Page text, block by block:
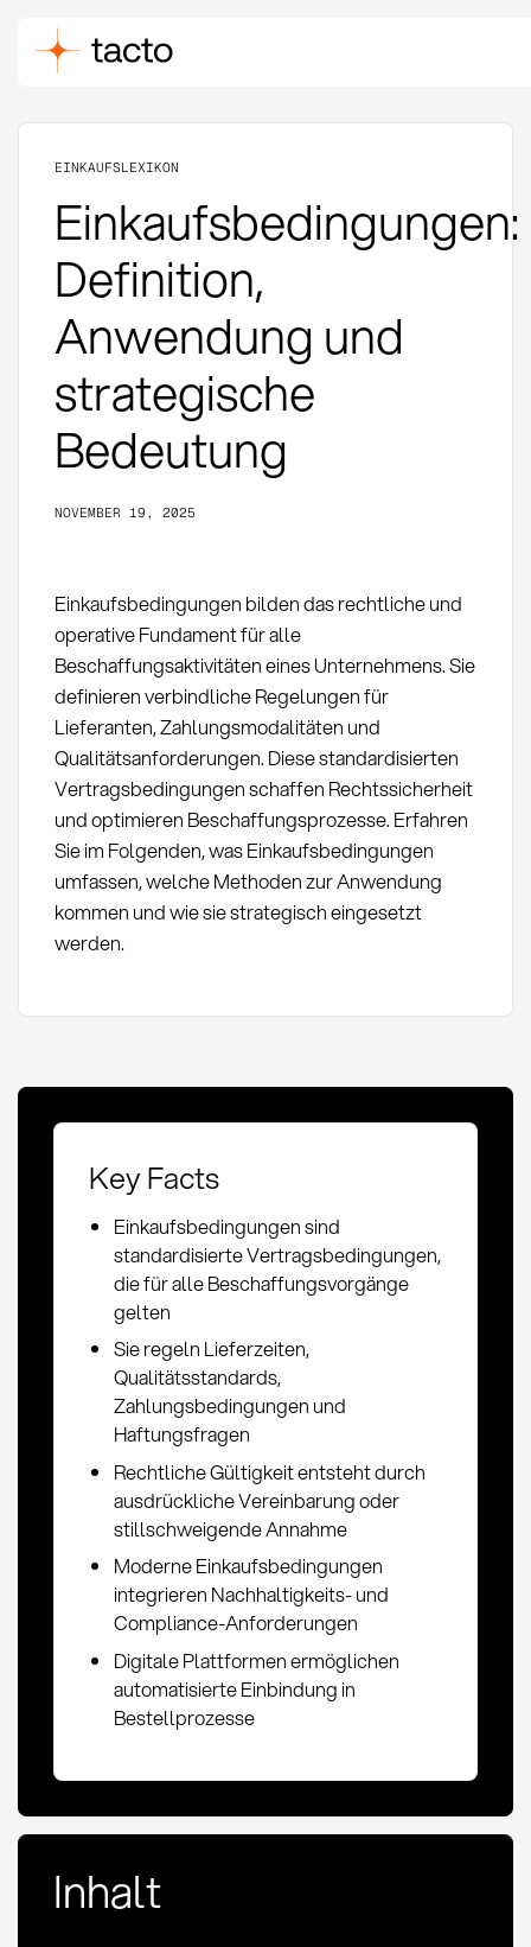
EINKAUFSLEXIKON
Einkaufsbedingungen:
Definition,
Anwendung und
strategische
Bedeutung
NOVEMBER 19, 2025
Einkaufsbedingungen bilden das rechtliche und
operative Fundament für alle
Beschaffungsaktivitäten eines Unternehmens. Sie
definieren verbindliche Regelungen für
Lieferanten, Zahlungsmodalitäten und
Qualitätsanforderungen. Diese standardisierten
Vertragsbedingungen schaffen Rechtssicherheit
und optimieren Beschaffungsprozesse. Erfahren
Sie im Folgenden, was Einkaufsbedingungen
umfassen, welche Methoden zur Anwendung
kommen und wie sie strategisch eingesetzt
werden.
Key Facts
Einkaufsbedingungen sind
standardisierte Vertragsbedingungen,
die für alle Beschaffungsvorgänge
gelten
Sie regeln Lieferzeiten,
Qualitätsstandards,
Zahlungsbedingungen und
Haftungsfragen
Rechtliche Gültigkeit entsteht durch
ausdrückliche Vereinbarung oder
stillschweigende Annahme
Moderne Einkaufsbedingungen
integrieren Nachhaltigkeits- und
Compliance-Anforderungen
Digitale Plattformen ermöglichen
automatisierte Einbindung in
Bestellprozesse
Inhalt